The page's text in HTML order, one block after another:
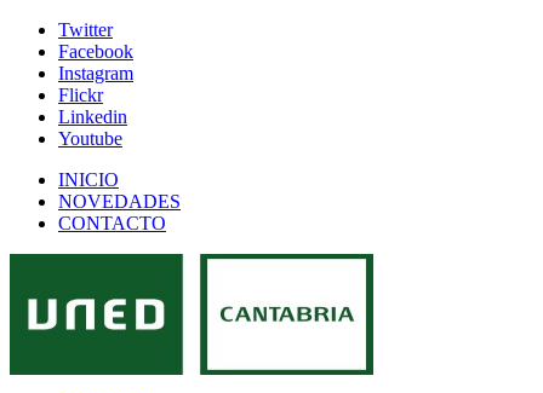
Twitter
Facebook
Instagram
Flickr
Linkedin
Youtube
INICIO
NOVEDADES
CONTACTO